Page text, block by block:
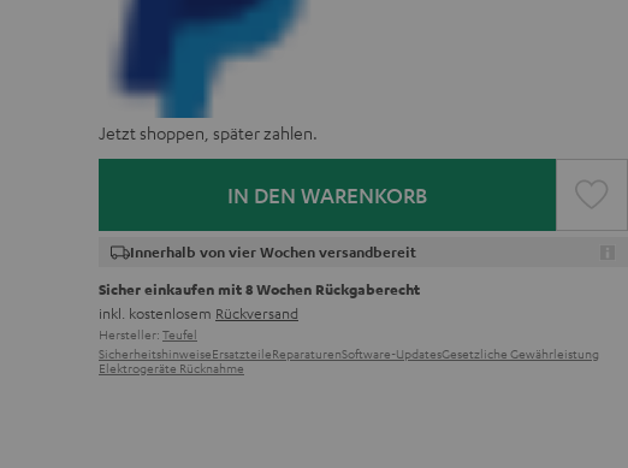
Jetzt shoppen, später zahlen.
IN DEN WARENKORB
Innerhalb von vier Wochen versandbereit
Sicher einkaufen mit 8 Wochen Rückgaberecht
inkl. kostenlosem Rückversand
Hersteller: Teufel
SicherheitshinweiseErsatzteileReparaturenSoftware-UpdatesGesetzliche Gewährleistung
Elektrogeräte Rücknahme